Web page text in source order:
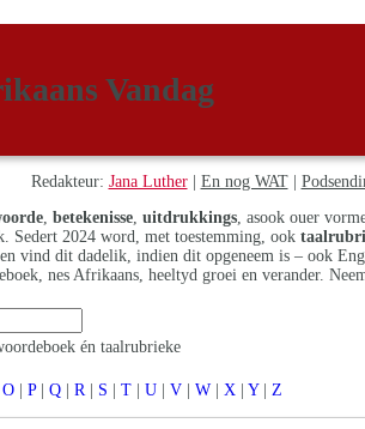
Vandag
Redakteur: Jana Luther| En nog WAT|
betekenisse uitdrukkings , asook ouer
Sedert 2024 word, met toestemming, ook
vind dit dadelik, indien dit opgeneem is – ook
nes Afrikaans, heeltyd groei en verander.
én taalrubrieke
O | P | Q | R | S | T | U | V | W | X | Y | Z